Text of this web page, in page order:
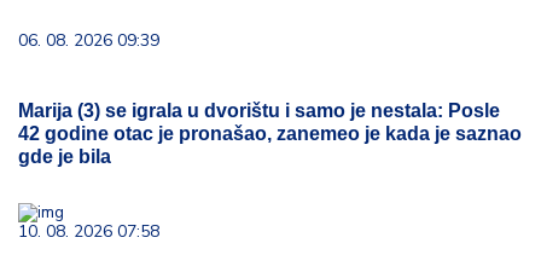
06. 08. 2026 09:39
Marija (3) se igrala u dvorištu i samo je nestala: Posle
42 godine otac je pronašao, zanemeo je kada je saznao
gde je bila
10. 08. 2026 07:58